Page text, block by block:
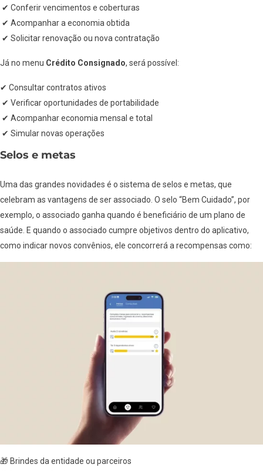
✔ Conferir vencimentos e coberturas
✔ Acompanhar a economia obtida
✔ Solicitar renovação ou nova contratação
Já no menu Crédito Consignado, será possível:
✔ Consultar contratos ativos
✔ Verificar oportunidades de portabilidade
✔ Acompanhar economia mensal e total
✔ Simular novas operações
Selos e metas
Uma das grandes novidades é o sistema de selos e metas, que
celebram as vantagens de ser associado. O selo “Bem Cuidado”, por
exemplo, o associado ganha quando é beneficiário de um plano de
saúde. E quando o associado cumpre objetivos dentro do aplicativo,
como indicar novos convênios, ele concorrerá a recompensas como:
🎁 Brindes da entidade ou parceiros